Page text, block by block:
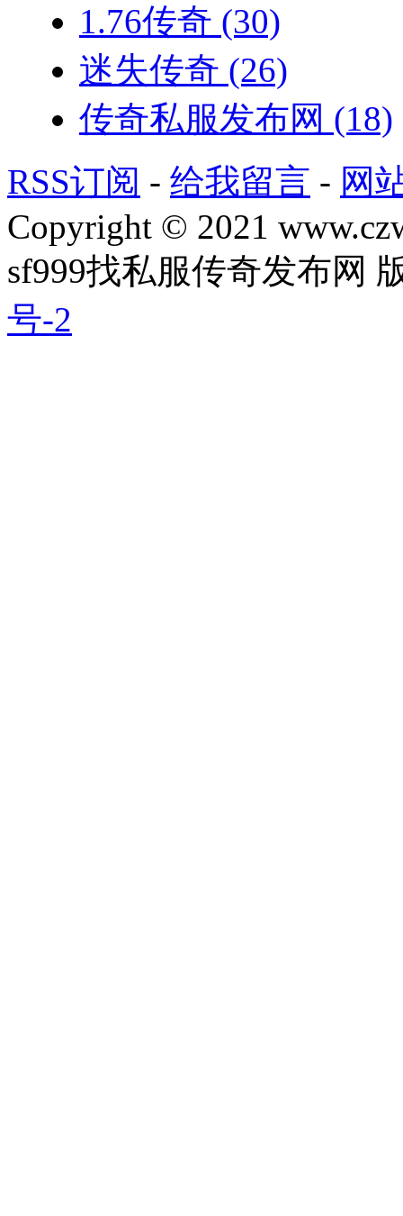
1.76传奇 (30)
迷失传奇 (26)
传奇私服发布网 (18)
RSS订阅 - 给我留言 - 网
Copyright © 2021
sf999找私服传奇发布网
号-2